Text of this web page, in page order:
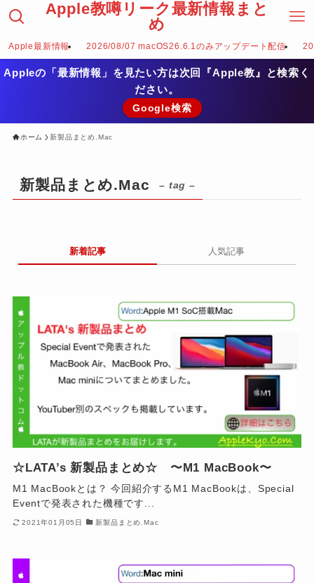
Apple教噂リーク最新情報まと
め
Apple最新情報 2026/08/07 macOS26.6.1のみアップデート配信
Appleの「最新情報」を見たい方は次回『Apple教』と検索く
ださい。
Google検索
ホーム 新製品まとめ.Mac
新製品まとめ.Mac – tag –
新着記事 人気記事
☆LATA’s 新製品まとめ☆ 〜M1 MacBook〜
M1 MacBookとは？ 今回紹介するM1 MacBookは、Special
Eventで発表された機種です...
2021年01月05日 新製品まとめ.Mac